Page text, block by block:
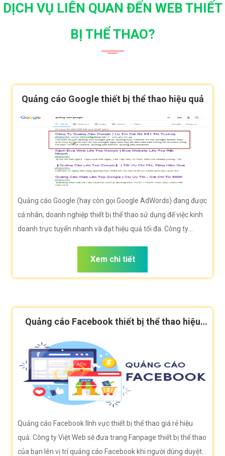
DỊCH VỤ LIÊN QUAN ĐẾN WEB THIẾT
BỊ THỂ THAO?
Quảng cáo Google thiết bị thể thao hiệu quả
Quảng cáo Google (hay còn gọi Google AdWords) đang được
cá nhân, doanh nghiệp thiết bị thể thao sử dụng để việc kinh
doanh trực tuyến nhanh và đạt hiệu quả tối đa. Công ty
Google thiết bị thể thao với những tính năng nổi bật nhất.
Xem chi tiết
Quảng cáo Facebook thiết bị thể thao hiệu
Quảng cáo Facebook lĩnh vực thiết bị thể thao giá rẻ hiệu
quả. Công ty Việt Web sẽ đưa trang Fanpage thiết bị thể thao
của bạn lên vị trí quảng cáo Facebook khi người dùng duyệt